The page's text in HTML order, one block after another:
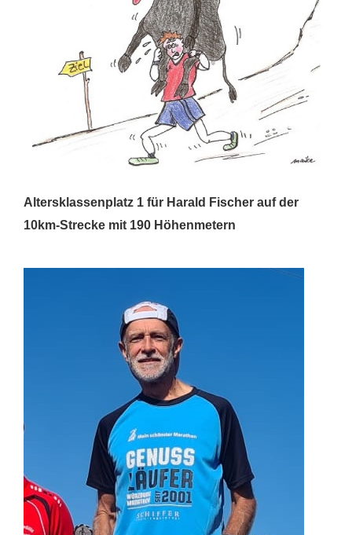
Altersklassenplatz 1 für Harald Fischer auf der
10km-Strecke mit 190 Höhenmetern